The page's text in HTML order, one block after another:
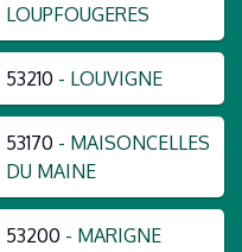
LOUPFOUGERES
53210 - LOUVIGNE
53170 - MAISONCELLES
DU MAINE
53200 - MARIGNE